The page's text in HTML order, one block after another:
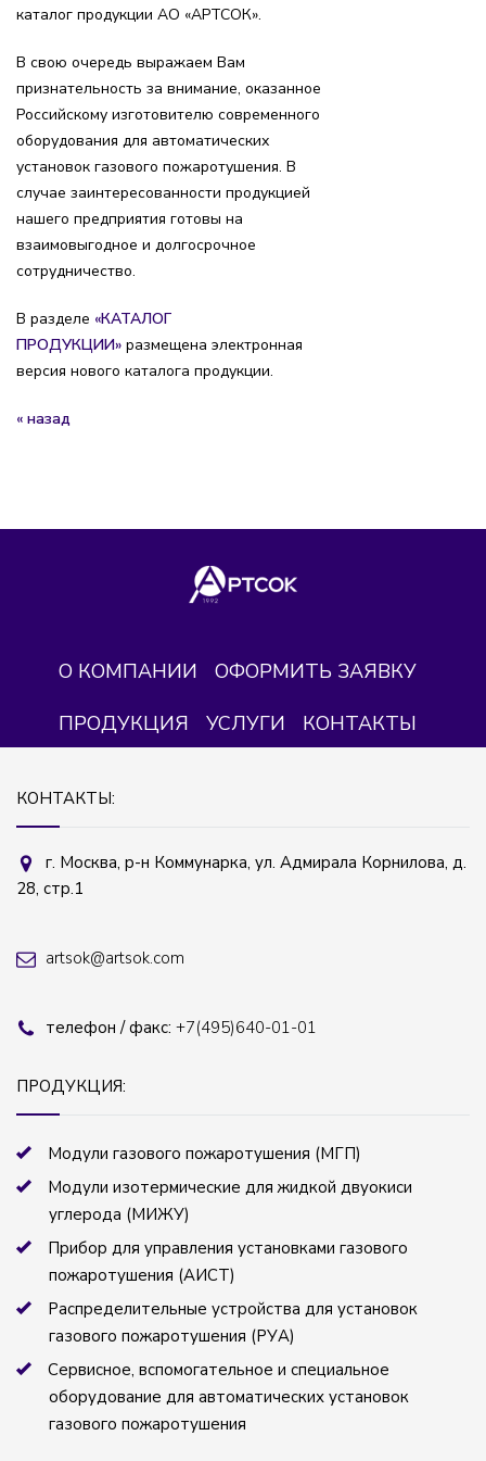
каталог продукции АО «АРТСОК».
В свою очередь выражаем Вам
признательность за внимание, оказанное
Российскому изготовителю современного
оборудования для автоматических
установок газового пожаротушения. В
случае заинтересованности продукцией
нашего предприятия готовы на
взаимовыгодное и долгосрочное
сотрудничество.
В разделе «КАТАЛОГ
ПРОДУКЦИИ» размещена электронная
версия нового каталога продукции.
« назад
О КОМПАНИИ
ОФОРМИТЬ ЗАЯВКУ
ПРОДУКЦИЯ
УСЛУГИ КОНТАКТЫ
КОНТАКТЫ:
г. Москва, р-н Коммунарка, ул. Адмирала Корнилова, д.
28, стр.1
artsok@artsok.com
телефон / факс: +7(495)640-01-01
ПРОДУКЦИЯ:
Модули газового пожаротушения (МГП)
Модули изотермические для жидкой двуокиси
углерода (МИЖУ)
Прибор для управления установками газового
пожаротушения (АИСТ)
Распределительные устройства для установок
газового пожаротушения (РУА)
Сервисное, вспомогательное и специальное
оборудование для автоматических установок
газового пожаротушения